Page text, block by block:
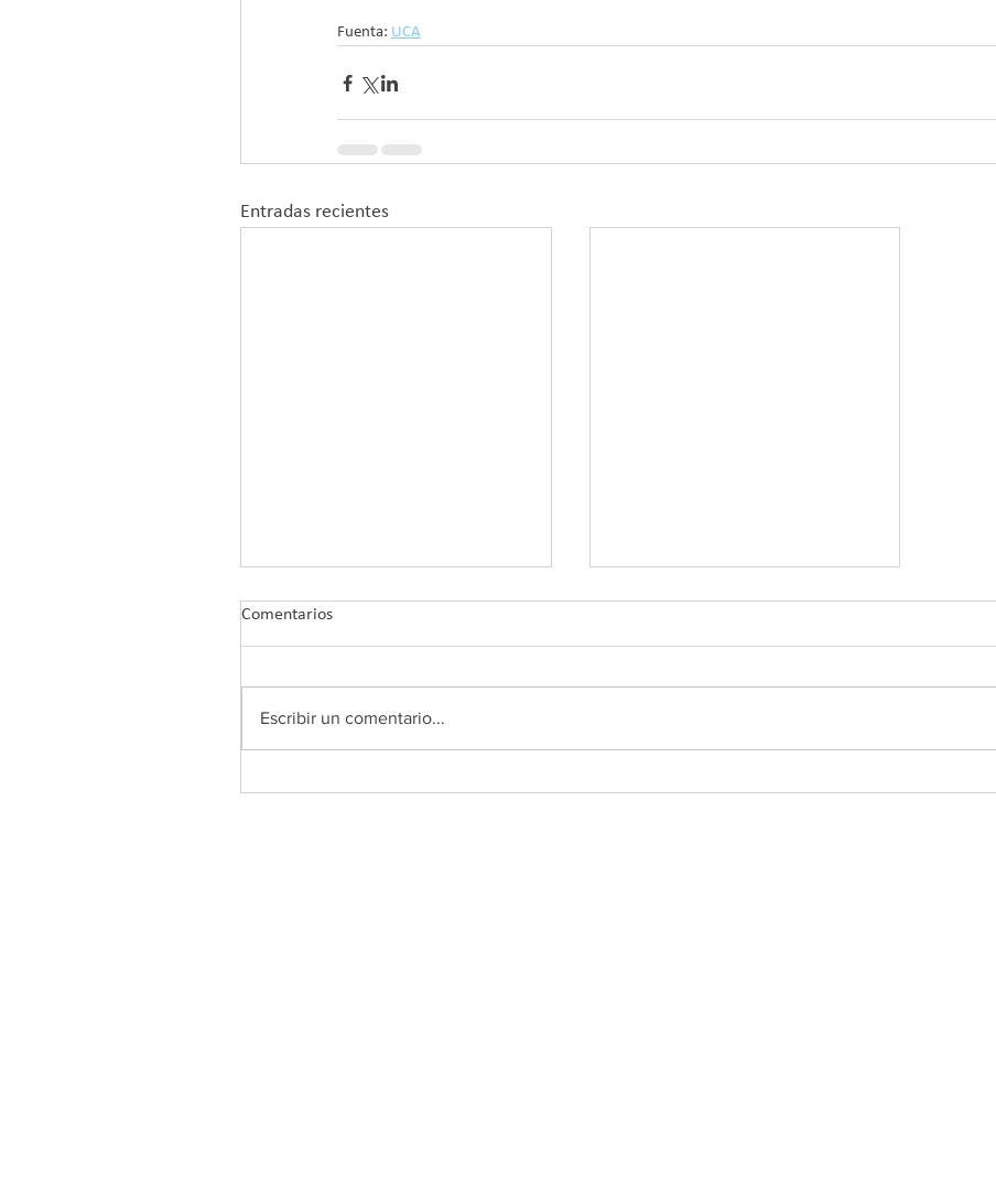
Fuenta: UCA
Entradas recientes
Comentarios
Escribir un comentario...